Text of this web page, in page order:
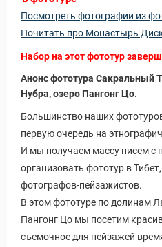
Посмотреть фотографии из
Почитать про Монастырь
Набор на этот фототур
Анонс фототура Сакральный
Нубра, озеро Пангонг Цо.
Большинство наших
первую очередь на
И мы получаем массу писем с
организовать фототур в
фотографов-пейзажистов.
В этом фототуре по долинам
Пангонг Цо мы посетим
съемочное для пейзажей